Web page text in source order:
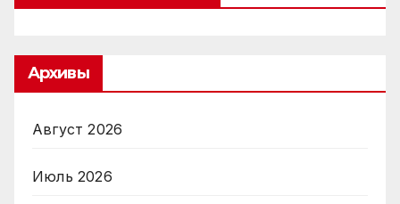
Архивы
Август 2026
Июль 2026